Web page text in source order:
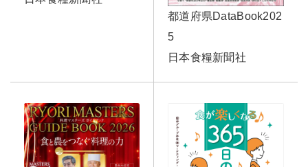
都道府県DataBook202
5
日本食糧新聞社